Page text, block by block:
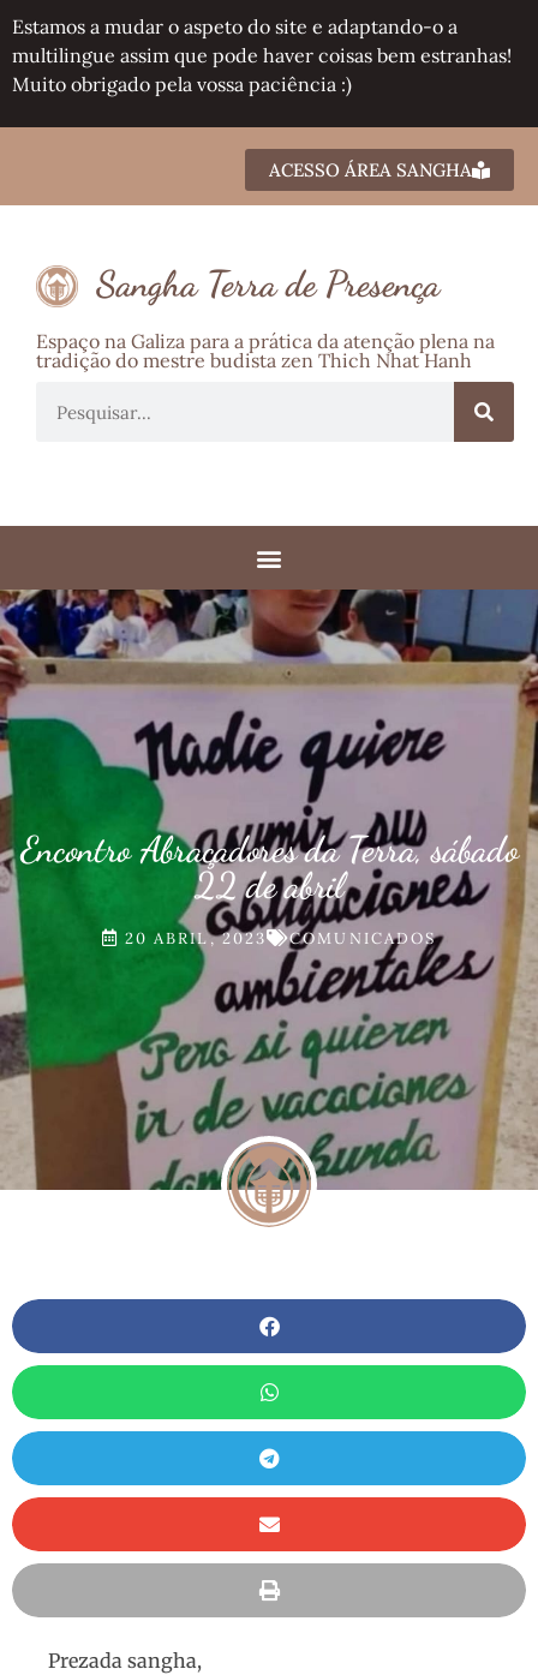
Estamos a mudar o aspeto do site e adaptando-o a
multilingue assim que pode haver coisas bem estranhas!
Muito obrigado pela vossa paciência :)
ACESSO ÁREA SANGHA
Sangha Terra de Presença
Espaço na Galiza para a prática da atenção plena na
tradição do mestre budista zen Thich Nhat Hanh
Encontro Abraçadores da Terra, sábado
22 de abril
20 ABRIL, 2023 COMUNICADOS
Prezada sangha,